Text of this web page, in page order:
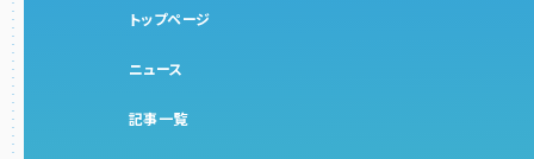
トップページ
ニュース
記事一覧